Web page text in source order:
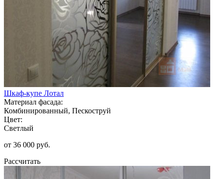
Шкаф-купе Лотал
Материал фасада:
Комбинированный, Пескоструй
Цвет:
Светлый
от 36 000 руб.
Рассчитать